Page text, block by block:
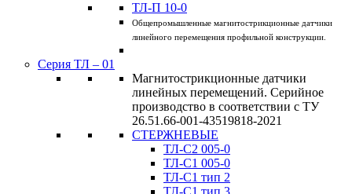
ТЛ-П 10-0
Общепромышленные магнитострикционные датчики
линейного перемещения профильной конструкции.
Серия ТЛ – 01
Магнитострикционные датчики
линейных перемещений. Серийное
производство в соответствии с ТУ
26.51.66-001-43519818-2021
СТЕРЖНЕВЫЕ
ТЛ-C2 005-0
ТЛ-C1 005-0
ТЛ-C1 тип 2
ТЛ-C1 тип 3